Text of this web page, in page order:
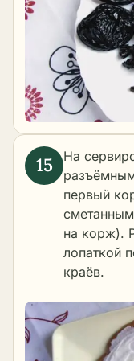
На
первый
на корж).
лопаткой
краёв.